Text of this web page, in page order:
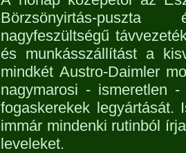
Börzsönyirtás-
nagyfeszültségű
és munkásszállítást a
mindkét Austro-Daimler
nagymarosi - ismeretlen
fogaskerekek legyártását.
immár mindenki rutinból
leveleket.